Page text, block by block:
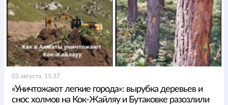
03 августа, 15:37
«Уничтожают легкие города»: вырубка деревьев и
снос холмов на Кок-Жайляу и Бутаковке разозлили